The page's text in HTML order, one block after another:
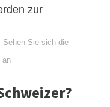
zur
Sehen Sie sich die
an